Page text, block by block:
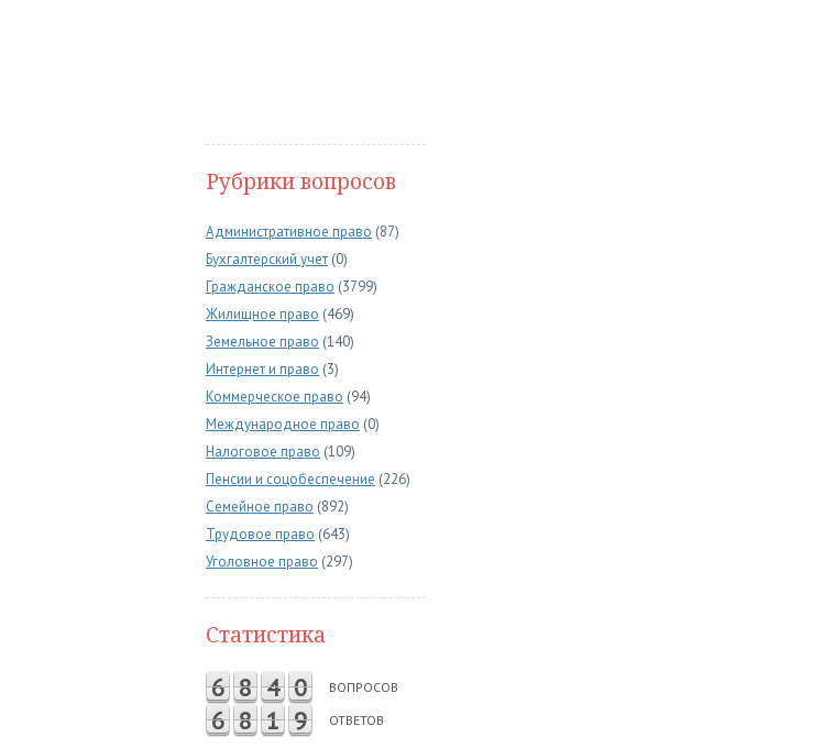
Рубрики вопросов
Административное право (87)
Бухгалтерский учет (0)
Гражданское право (3799)
Жилищное право (469)
Земельное право (140)
Интернет и право (3)
Коммерческое право (94)
Международное право (0)
Налоговое право (109)
Пенсии и соцобеспечение (226)
Семейное право (892)
Трудовое право (643)
Уголовное право (297)
Статистика
6 8 4 0 ВОПРОСОВ
6 8 1 9 ОТВЕТОВ